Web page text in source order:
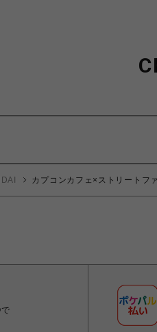
カプコンカフェ×ストリートフ